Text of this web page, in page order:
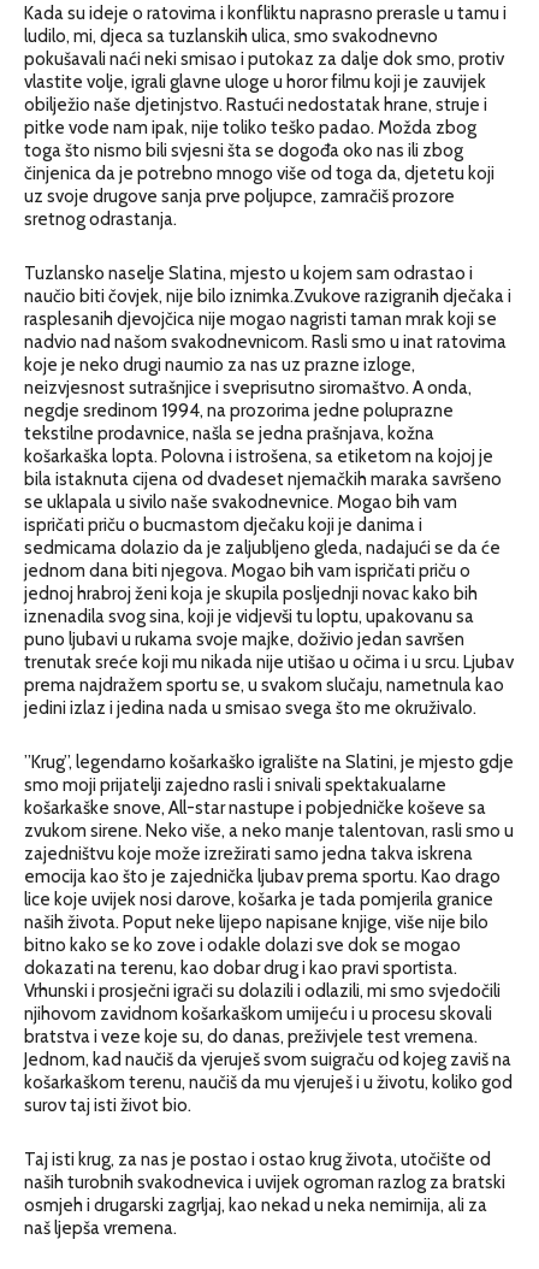
Kada su ideje o ratovima i konfliktu naprasno prerasle u tamu i
ludilo, mi, djeca sa tuzlanskih ulica, smo svakodnevno
pokušavali naći neki smisao i putokaz za dalje dok smo, protiv
vlastite volje, igrali glavne uloge u horor filmu koji je zauvijek
obilježio naše djetinjstvo. Rastući nedostatak hrane, struje i
pitke vode nam ipak, nije toliko teško padao. Možda zbog
toga što nismo bili svjesni šta se dogođa oko nas ili zbog
činjenica da je potrebno mnogo više od toga da, djetetu koji
uz svoje drugove sanja prve poljupce, zamračiš prozore
sretnog odrastanja.
Tuzlansko naselje Slatina, mjesto u kojem sam odrastao i
naučio biti čovjek, nije bilo iznimka.Zvukove razigranih dječaka i
rasplesanih djevojčica nije mogao nagristi taman mrak koji se
nadvio nad našom svakodnevnicom. Rasli smo u inat ratovima
koje je neko drugi naumio za nas uz prazne izloge,
neizvjesnost sutrašnjice i sveprisutno siromaštvo. A onda,
negdje sredinom 1994, na prozorima jedne poluprazne
tekstilne prodavnice, našla se jedna prašnjava, kožna
košarkaška lopta. Polovna i istrošena, sa etiketom na kojoj je
bila istaknuta cijena od dvadeset njemačkih maraka savršeno
se uklapala u sivilo naše svakodnevnice. Mogao bih vam
ispričati priču o bucmastom dječaku koji je danima i
sedmicama dolazio da je zaljubljeno gleda, nadajući se da će
jednom dana biti njegova. Mogao bih vam ispričati priču o
jednoj hrabroj ženi koja je skupila posljednji novac kako bih
iznenadila svog sina, koji je vidjevši tu loptu, upakovanu sa
puno ljubavi u rukama svoje majke, doživio jedan savršen
trenutak sreće koji mu nikada nije utišao u očima i u srcu. Ljubav
prema najdražem sportu se, u svakom slučaju, nametnula kao
jedini izlaz i jedina nada u smisao svega što me okruživalo.
”Krug”, legendarno košarkaško igralište na Slatini, je mjesto gdje
smo moji prijatelji zajedno rasli i snivali spektakualarne
košarkaške snove, All-star nastupe i pobjedničke koševe sa
zvukom sirene. Neko više, a neko manje talentovan, rasli smo u
zajedništvu koje može izrežirati samo jedna takva iskrena
emocija kao što je zajednička ljubav prema sportu. Kao drago
lice koje uvijek nosi darove, košarka je tada pomjerila granice
naših života. Poput neke lijepo napisane knjige, više nije bilo
bitno kako se ko zove i odakle dolazi sve dok se mogao
dokazati na terenu, kao dobar drug i kao pravi sportista.
Vrhunski i prosječni igrači su dolazili i odlazili, mi smo svjedočili
njihovom zavidnom košarkaškom umijeću i u procesu skovali
bratstva i veze koje su, do danas, preživjele test vremena.
Jednom, kad naučiš da vjeruješ svom suigraču od kojeg zaviš na
košarkaškom terenu, naučiš da mu vjeruješ i u životu, koliko god
surov taj isti život bio.
Taj isti krug, za nas je postao i ostao krug života, utočište od
naših turobnih svakodnevica i uvijek ogroman razlog za bratski
osmjeh i drugarski zagrljaj, kao nekad u neka nemirnija, ali za
naš ljepša vremena.